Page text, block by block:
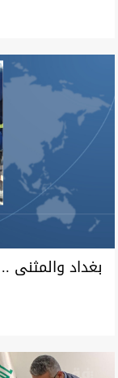
بغداد والمثنى